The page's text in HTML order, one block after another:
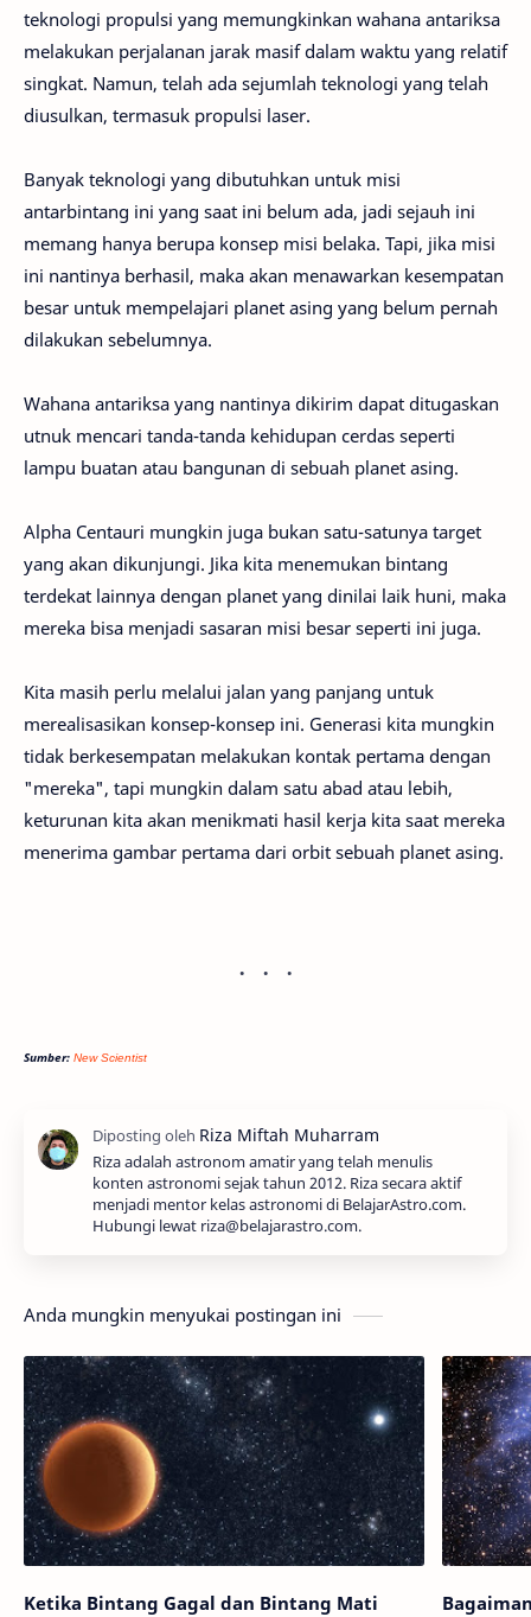
teknologi propulsi yang memungkinkan wahana antariksa
melakukan perjalanan jarak masif dalam waktu yang relatif
singkat. Namun, telah ada sejumlah teknologi yang telah
diusulkan, termasuk propulsi laser.
Banyak teknologi yang dibutuhkan untuk misi
antarbintang ini yang saat ini belum ada, jadi sejauh ini
memang hanya berupa konsep misi belaka. Tapi, jika misi
ini nantinya berhasil, maka akan menawarkan kesempatan
besar untuk mempelajari planet asing yang belum pernah
dilakukan sebelumnya.
Wahana antariksa yang nantinya dikirim dapat ditugaskan
utnuk mencari tanda-tanda kehidupan cerdas seperti
lampu buatan atau bangunan di sebuah planet asing.
Alpha Centauri mungkin juga bukan satu-satunya target
yang akan dikunjungi. Jika kita menemukan bintang
terdekat lainnya dengan planet yang dinilai laik huni, maka
mereka bisa menjadi sasaran misi besar seperti ini juga.
Kita masih perlu melalui jalan yang panjang untuk
merealisasikan konsep-konsep ini. Generasi kita mungkin
tidak berkesempatan melakukan kontak pertama dengan
"mereka", tapi mungkin dalam satu abad atau lebih,
keturunan kita akan menikmati hasil kerja kita saat mereka
menerima gambar pertama dari orbit sebuah planet asing.
Sumber: New Scientist
Riza adalah astronom amatir yang telah menulis
konten astronomi sejak tahun 2012. Riza secara aktif
menjadi mentor kelas astronomi di BelajarAstro.com.
Hubungi lewat riza@belajarastro.com.
Anda mungkin menyukai postingan ini
Ketika Bintang Gagal dan Bintang Mati